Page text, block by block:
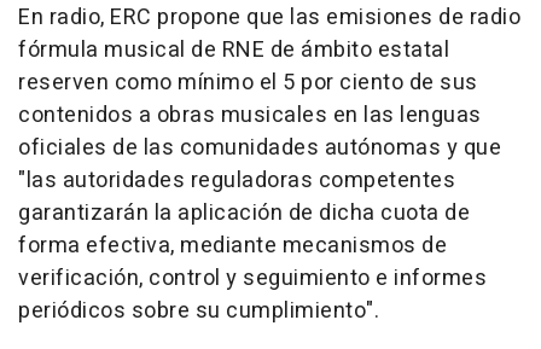
En radio, ERC propone que las emisiones de radio
fórmula musical de RNE de ámbito estatal
reserven como mínimo el 5 por ciento de sus
contenidos a obras musicales en las lenguas
oficiales de las comunidades autónomas y que
"las autoridades reguladoras competentes
garantizarán la aplicación de dicha cuota de
forma efectiva, mediante mecanismos de
verificación, control y seguimiento e informes
periódicos sobre su cumplimiento".